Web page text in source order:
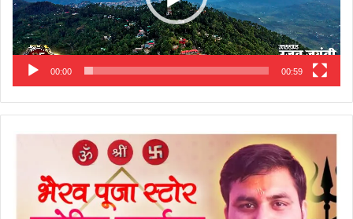
00:00 00:59